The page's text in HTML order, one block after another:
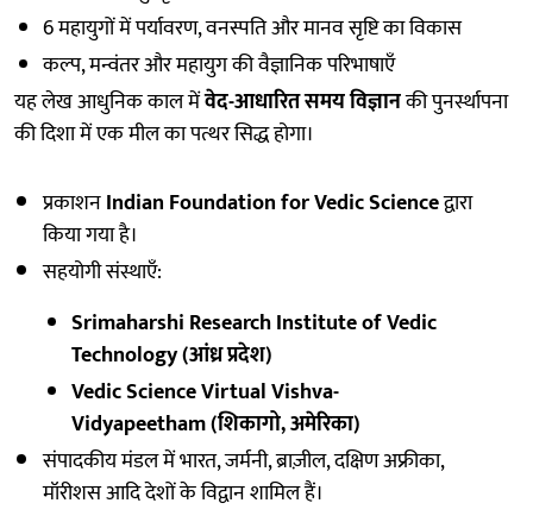
6 महायुगों में पर्यावरण, वनस्पति और मानव सृष्टि का विकास
कल्प, मन्वंतर और महायुग की वैज्ञानिक परिभाषाएँ
यह लेख आधुनिक काल मेंवेद-आधारित समय विज्ञानकी पुनर्स्थापना
की दिशा में एक मील का पत्थर सिद्ध होगा।
प्रकाशनIndian Foundation for Vedic Scienceद्वारा
किया गया है।
सहयोगी संस्थाएँ:
Srimaharshi Research Institute of Vedic
Technology (आंध्र प्रदेश)
Vedic Science Virtual Vishva-
Vidyapeetham (शिकागो, अमेरिका)
संपादकीय मंडल में भारत, जर्मनी, ब्राज़ील, दक्षिण अफ्रीका,
मॉरीशस आदि देशों के विद्वान शामिल हैं।